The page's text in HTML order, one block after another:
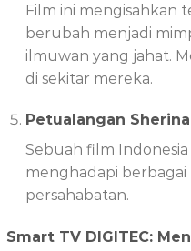
Film ini mengisahkan
berubah menjadi
ilmuwan yang jahat.
di sekitar mereka.
Petualangan Sherina
Sebuah film
menghadapi
persahabatan.
Smart TV DIGITEC: